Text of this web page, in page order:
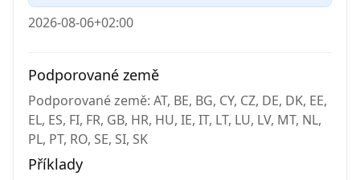
2026-08-06+02:00
Podporované země
Podporované země: AT, BE, BG, CY, CZ, DE, DK, EE,
EL, ES, FI, FR, GB, HR, HU, IE, IT, LT, LU, LV, MT, NL,
PL, PT, RO, SE, SI, SK
Příklady